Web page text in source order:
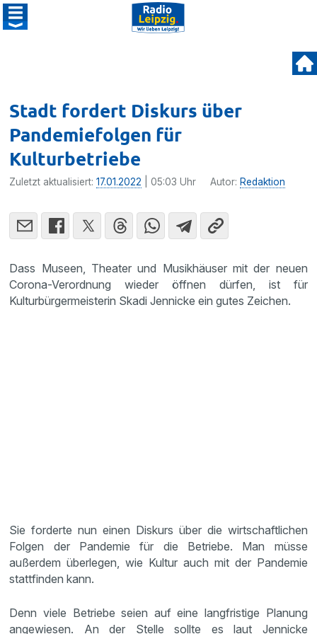
Stadt fordert Diskurs über
Pandemiefolgen für
Kulturbetriebe
Zuletzt aktualisiert:17.01.2022 | 05:03 Uhr Autor: Redaktion
Dass Museen, Theater und Musikhäuser mit der neuen
Corona-Verordnung wieder öffnen dürfen, ist für
Kulturbürgermeisterin Skadi Jennicke ein gutes Zeichen.
Sie forderte nun einen Diskurs über die wirtschaftlichen
Folgen der Pandemie für die Betriebe. Man müsse
außerdem überlegen, wie Kultur auch mit der Pandemie
stattfinden kann.
Denn viele Betriebe seien auf eine langfristige Planung
angewiesen. An der Stelle sollte es laut Jennicke